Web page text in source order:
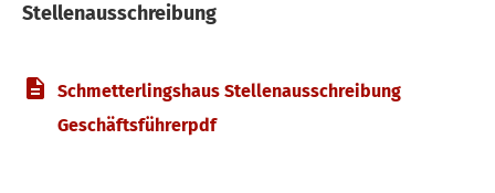
Stellenausschreibung
Schmetterlingshaus Stellenausschreibung
Geschäftsführerpdf